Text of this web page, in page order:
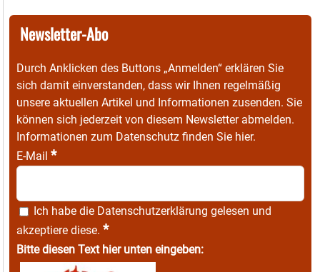
Newsletter-Abo
Durch Anklicken des Buttons „Anmelden“ erklären Sie
sich damit einverstanden, dass wir Ihnen regelmäßig
unsere aktuellen Artikel und Informationen zusenden. Sie
können sich jederzeit von diesem Newsletter abmelden.
Informationen zum Datenschutz finden Sie hier.
E-Mail *
Ich habe die Datenschutzerklärung gelesen und
akzeptiere diese. *
Bitte diesen Text hier unten eingeben: